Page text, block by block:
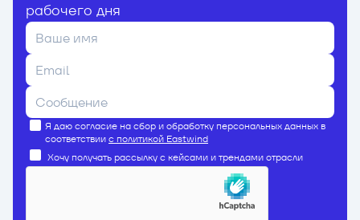
рабочего дня
Я даю согласие на сбор и обработку персональных данных в
соответствии с политикой Eastwind
Хочу получать рассылку с кейсами и трендами отрасли